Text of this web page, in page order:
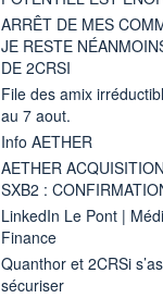
ARRÊT DE MES
JE RESTE
DE 2CRSI
File des amix
au 7 aout.
Info AETHER
AETHER
SXB2 :
LinkedIn Le Pont |
Finance
Quanthor et 2CRSi
sécuriser